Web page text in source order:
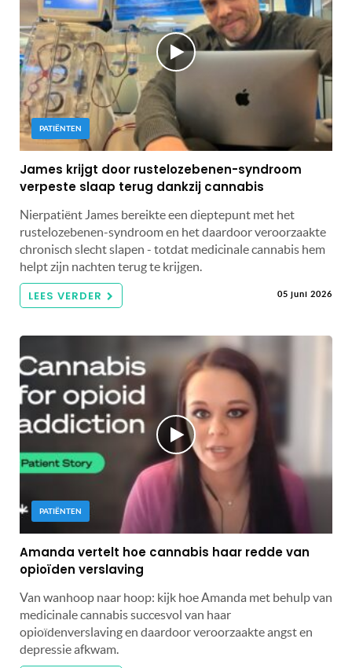
PATIËNTEN
James krijgt door rustelozebenen-syndroom
verpeste slaap terug dankzij cannabis
Nierpatiënt James bereikte een dieptepunt met het
rustelozebenen-syndroom en het daardoor veroorzaakte
chronisch slecht slapen - totdat medicinale cannabis hem
helpt zijn nachten terug te krijgen.
LEES VERDER 05 juni 2026
PATIËNTEN
Amanda vertelt hoe cannabis haar redde van
opioïden verslaving
Van wanhoop naar hoop: kijk hoe Amanda met behulp van
medicinale cannabis succesvol van haar
opioïdenverslaving en daardoor veroorzaakte angst en
depressie afkwam.